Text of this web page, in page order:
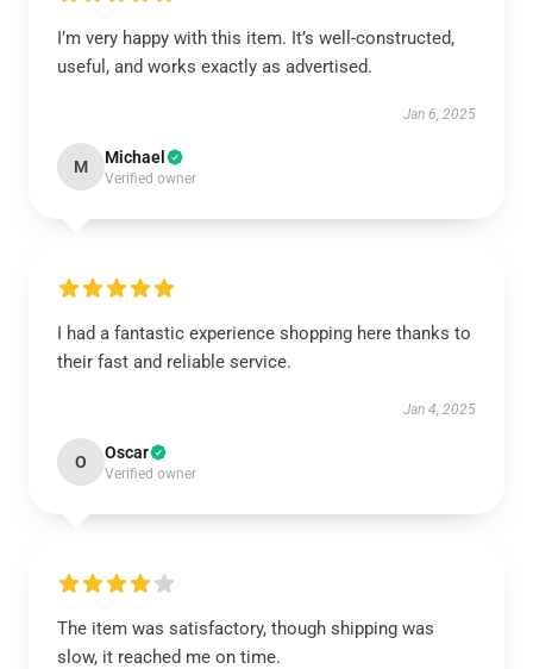
I’m very happy with this item. It’s well-constructed,
useful, and works exactly as advertised.
Jan 6, 2025
M Michael
Verified owner
I had a fantastic experience shopping here thanks to
their fast and reliable service.
Jan 4, 2025
O Oscar
Verified owner
The item was satisfactory, though shipping was
slow, it reached me on time.